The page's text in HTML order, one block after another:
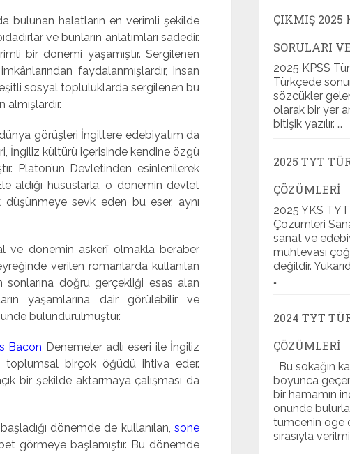
bulunan halatların en verimli şekilde
ve bunların anlatımları sadedir.
bir dönemi yaşamıştır. Sergilenen
faydalanmışlardır, insan
sosyal topluluklarda sergilenen bu
görüşleri İngiltere edebiyatım da
İngiliz kültürü içerisinde kendine özgü
Platon’un Devletinden esinlenilerek
aldığı hususlarla, o dönemin devlet
düşünmeye sevk eden bu eser, aynı
ve dönemin askerî olmakla beraber
verilen romanlarda kullanılan
sonlarına doğru gerçekliği esas alan
yaşamlarına dair görülebilir ve
bulundurulmuştur.
Bacon Denemeler adlı eseri ile İngiliz
toplumsal birçok öğüdü ihtiva eder.
bir şekilde aktarmaya çalışması da
başladığı dönemde de kullanılan,sone
görmeye başlamıştır. Bu dönemde
ÇIKMIŞ 2025
SORULARI
2025 KPSS
Türkçede
sözcükler
olarak bir yer
bitişik yazılır. …
2025 TYT
ÇÖZÜMLERI
2025 YKS
Çözümleri
sanat ve
muhtevası
değildir.
…
2024 TYT
ÇÖZÜMLERI
Bu sokağın
boyunca
bir hamamın
önünde
tümcenin öge
sırasıyla